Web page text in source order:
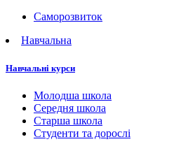
Саморозвиток
Навчальна
Навчальні курси
Молодша школа
Середня школа
Старша школа
Студенти та дорослі